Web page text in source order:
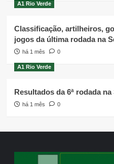
A1 Rio Verde
Classificação, artilheiros,
jogos da última rodada na
há 1 mês 0
A1 Rio Verde
Resultados da 6ª rodada
há 1 mês 0